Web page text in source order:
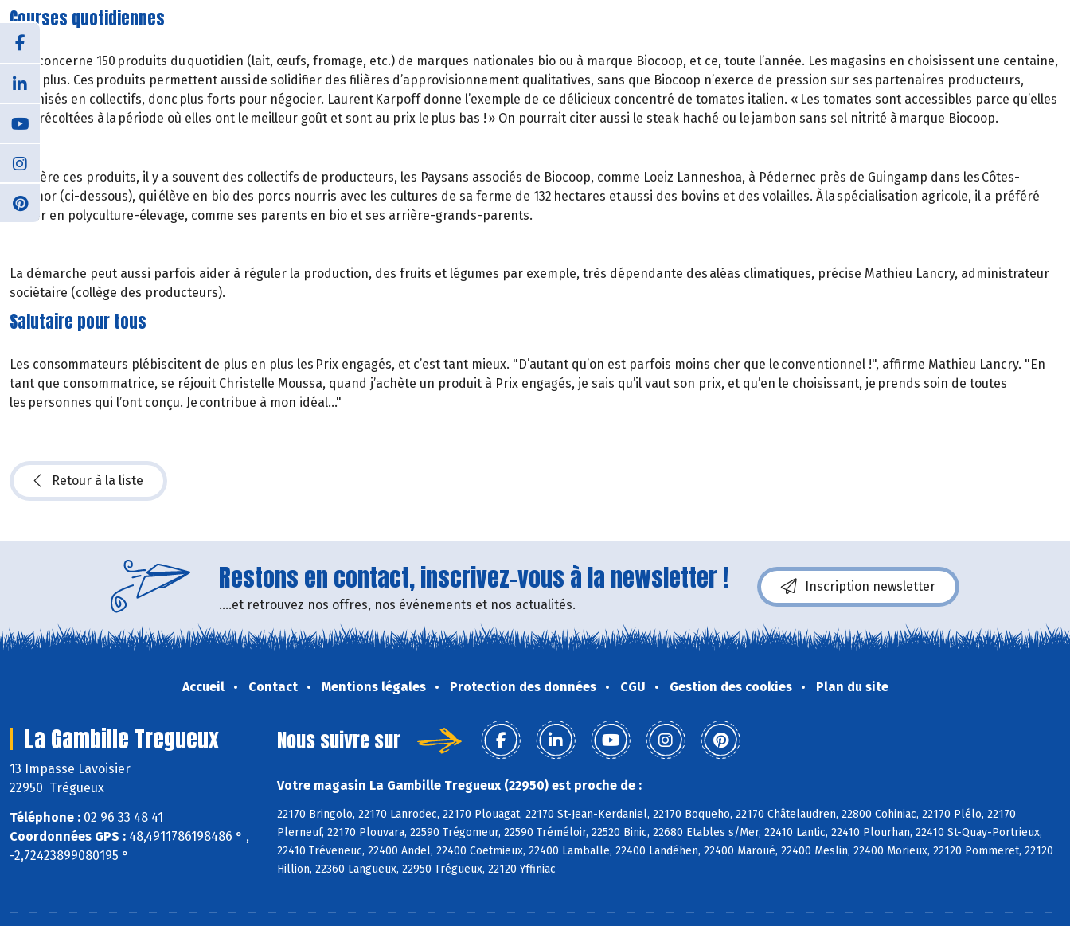
Courses quotidiennes
Cela concerne 150 produits du quotidien (lait, œufs, fromage, etc.) de marques nationales bio ou à marque Biocoop, et ce, toute l’année. Les magasins en choisissent une centaine,
voire plus. Ces produits permettent aussi de solidifier des filières d’approvisionnement qualitatives, sans que Biocoop n’exerce de pression sur ses partenaires producteurs,
organisés en collectifs, donc plus forts pour négocier. Laurent Karpoff donne l’exemple de ce délicieux concentré de tomates italien. « Les tomates sont accessibles parce qu’elles
sont récoltées à la période où elles ont le meilleur goût et sont au prix le plus bas ! » On pourrait citer aussi le steak haché ou le jambon sans sel nitrité à marque Biocoop.
Derrière ces produits, il y a souvent des collectifs de producteurs, les Paysans associés de Biocoop, comme Loeiz Lanneshoa, à Pédernec près de Guingamp dans les Côtes-
d’Armor (ci-dessous), qui élève en bio des porcs nourris avec les cultures de sa ferme de 132 hectares et aussi des bovins et des volailles. À la spécialisation agricole, il a préféré
rester en polyculture-élevage, comme ses parents en bio et ses arrière-grands-parents.
La démarche peut aussi parfois aider à réguler la production, des fruits et légumes par exemple, très dépendante des aléas climatiques, précise Mathieu Lancry, administrateur
sociétaire (collège des producteurs).
Salutaire pour tous
Les consommateurs plébiscitent de plus en plus les Prix engagés, et c’est tant mieux. "D’autant qu’on est parfois moins cher que le conventionnel !", affirme Mathieu Lancry. "En
tant que consommatrice, se réjouit Christelle Moussa, quand j’achète un produit à Prix engagés, je sais qu’il vaut son prix, et qu’en le choisissant, je prends soin de toutes
les personnes qui l’ont conçu. Je contribue à mon idéal…"
Retour à la liste
Restons en contact, inscrivez-vous à la newsletter !
....et retrouvez nos offres, nos événements et nos actualités.
Inscription newsletter
Accueil Contact Mentions légales Protection des données CGU Gestion des cookies Plan du site
La Gambille Tregueux
13 Impasse Lavoisier
22950 Trégueux
Téléphone : 02 96 33 48 41
Coordonnées GPS : 48,4911786198486 ° ,
-2,72423899080195 °
Nous suivre sur
Votre magasin La Gambille Tregueux (22950) est proche de :
22170 Bringolo, 22170 Lanrodec, 22170 Plouagat, 22170 St-Jean-Kerdaniel, 22170 Boqueho, 22170 Châtelaudren, 22800 Cohiniac, 22170 Plélo, 22170
Plerneuf, 22170 Plouvara, 22590 Trégomeur, 22590 Tréméloir, 22520 Binic, 22680 Etables s/Mer, 22410 Lantic, 22410 Plourhan, 22410 St-Quay-Portrieux,
22410 Tréveneuc, 22400 Andel, 22400 Coëtmieux, 22400 Lamballe, 22400 Landéhen, 22400 Maroué, 22400 Meslin, 22400 Morieux, 22120 Pommeret, 22120
Hillion, 22360 Langueux, 22950 Trégueux, 22120 Yffiniac